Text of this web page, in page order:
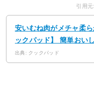
引用
安いむね肉がメチャ柔
ックパッド】 簡単おい
出典: クックパッド